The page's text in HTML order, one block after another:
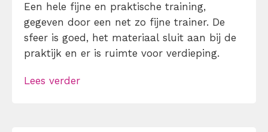
Een hele fijne en praktische training,
gegeven door een net zo fijne trainer. De
sfeer is goed, het materiaal sluit aan bij de
praktijk en er is ruimte voor verdieping.
Lees verder